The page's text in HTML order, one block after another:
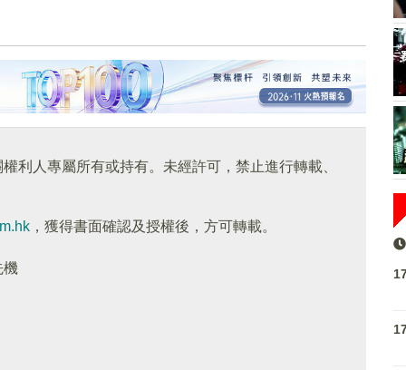
利人專屬所有或持有。未經許可，禁止進行轉載、
，獲得書面確認及授權後，方可轉載。
機